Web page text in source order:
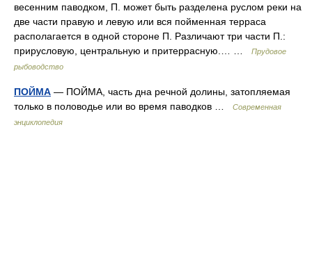
весенним паводком, П. может быть разделена руслом реки на
две части правую и левую или вся пойменная терраса
располагается в одной стороне П. Различают три части П.:
прирусловую, центральную и притеррасную.… …
Прудовое
рыбоводство
ПОЙМА — ПОЙМА, часть дна речной долины, затопляемая
только в половодье или во время паводков …
Современная
энциклопедия